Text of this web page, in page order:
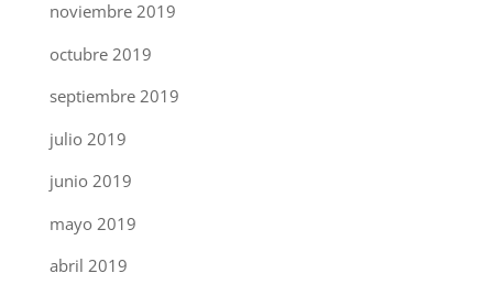
noviembre 2019
octubre 2019
septiembre 2019
julio 2019
junio 2019
mayo 2019
abril 2019